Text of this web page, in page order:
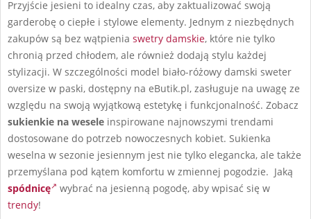
Przyjście jesieni to idealny czas, aby zaktualizować swoją
garderobę o ciepłe i stylowe elementy. Jednym z niezbędnych
zakupów są bez wątpienia swetry damskie, które nie tylko
chronią przed chłodem, ale również dodają stylu każdej
stylizacji. W szczególności model biało-różowy damski sweter
oversize w paski, dostępny na eButik.pl, zasługuje na uwagę ze
względu na swoją wyjątkową estetykę i funkcjonalność. Zobacz
sukienkie na wesele inspirowane najnowszymi trendami
dostosowane do potrzeb nowoczesnych kobiet. Sukienka
weselna w sezonie jesiennym jest nie tylko elegancka, ale także
przemyślana pod kątem komfortu w zmiennej pogodzie. Jaką
spódnicę
wybrać na jesienną pogodę, aby wpisać się w
trendy!